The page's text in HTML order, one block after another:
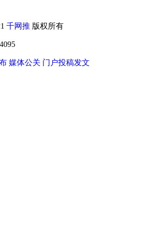
千网推 版权所有
媒体公关 门户投稿发文